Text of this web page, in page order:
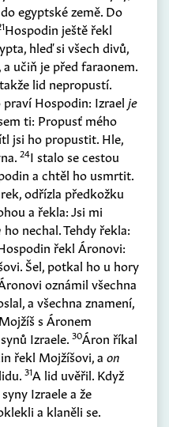
egyptské země. Do
Hospodin ještě řekl
hleď si všech divů,
učiň je před faraonem.
lid nepropustí.
Hospodin: Izrael je
ti: Propusť mého
jsi ho propustit. Hle,
24I stalo se cestou
a chtěl ho usmrtit.
odřízla předkožku
a řekla: Jsi mi
ho nechal. Tehdy řekla:
řekl Áronovi:
Šel, potkal ho u hory
oznámil všechna
a všechna znamení,
s Áronem
Izraele. 30Áron říkal
řekl Mojžíšovi, a on
31A lid uvěřil. Když
Izraele a že
a klaněli se.